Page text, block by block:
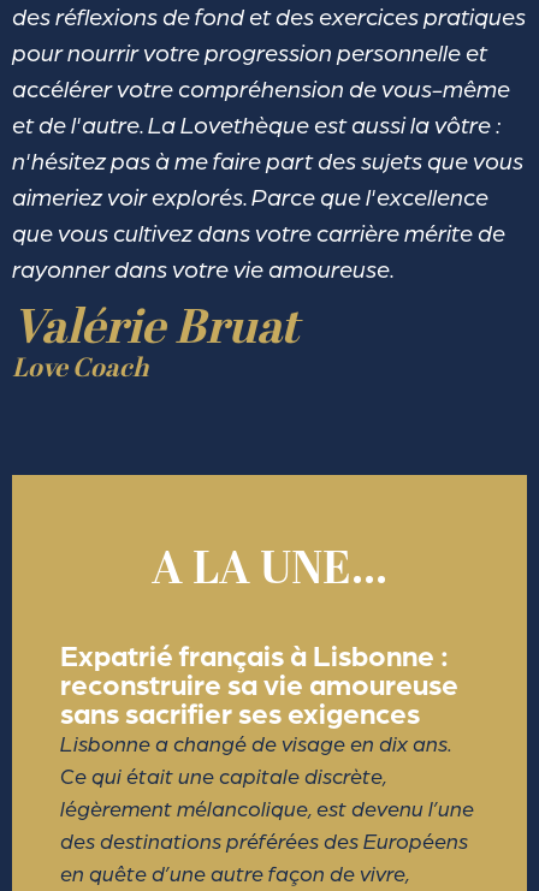
des réflexions de fond et des exercices pratiques
pour nourrir votre progression personnelle et
accélérer votre compréhension de vous-même
et de l'autre. La Lovethèque est aussi la vôtre :
n'hésitez pas à me faire part des sujets que vous
aimeriez voir explorés. Parce que l'excellence
que vous cultivez dans votre carrière mérite de
rayonner dans votre vie amoureuse.
Valérie Bruat
Love Coach
A LA UNE...
Expatrié français à Lisbonne :
reconstruire sa vie amoureuse
sans sacrifier ses exigences
Lisbonne a changé de visage en dix ans.
Ce qui était une capitale discrète,
légèrement mélancolique, est devenu l’une
des destinations préférées des Européens
en quête d’une autre façon de vivre,